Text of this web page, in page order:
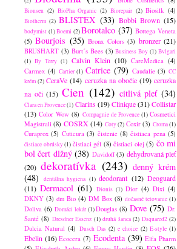
Bionsen (2) BioPha Organic (2) Biorepair (2) Biosilk (4)
Biotherm (2) BLISTEX (33) Bobbi Brown (15)
bodymist (1)Boemi (2)Borotalco (37) Bottega Veneta
(5) Bourjois (35) Bronx Colors (3) bronzer (21)
BRUSHART (3) Burt´s Bees (3) Business Boy (1) Bvlgari
(1) By Terry (1) Calvin Klein (10) CareMedica (4)
Carmex (4) Cartier (1) Catrice (79) Caudalie (3) CC
krém (2) CeraVe (14) ceruzka na obočie (19) ceruzka
na oči (15) Cien (142) citlivá pleť (34)
Clara en Provence(1) Clarins (19) Clinique (31)Collistar
(13) Color Wow (8) Compagnie de Provence (1) Cosmetici
Magistrali (8) COSRX (14) Coty(2) Coxir (3) Croma(1)
Curaprox (5) Cuticura (3) čistenie (8) čistiaca pena (5)
čistiace obrúsky(1) čistiaci gél (8) čistiaci olej (5) čo mi
bol čert dlžný (38) Davidoff (3) dehydrovaná pleť
(20) dekoratívka (243) denný krém
(48)
dentálna hygiena (1) deodorant (12) Deoguard
(11) Dermacol (61) Dionis (1) Dior (4) Dixi (4)
DKNY (3) dm Bio (4) DM Box (8) dočasné tetovanie (1)
Doliva (6) Domáci lekár (1) Douglas (8) Dove (75) Dr.
Santé (8) Dresdner Essenz (1) druhá šanca (2) Dsquared2 (2)
Dulcia Natural (4) Dusch Das (2) e choice (2) E-style (1)
Ebelin (16) Ecocera (7) Ecodenta (39) Elfa Pharm